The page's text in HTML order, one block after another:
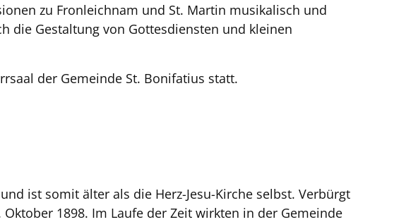
zu Fronleichnam und St. Martin musikalisch und
die Gestaltung von Gottesdiensten und kleinen
der Gemeinde St. Bonifatius statt.
ist somit älter als die Herz-Jesu-Kirche selbst. Verbürgt
1898. Im Laufe der Zeit wirkten in der Gemeinde